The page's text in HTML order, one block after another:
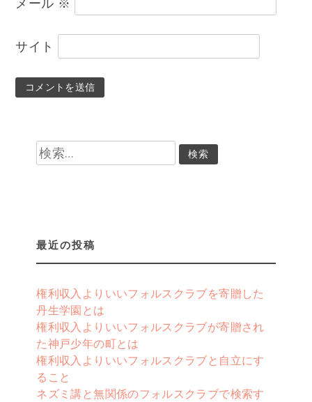
メール ※
サイト
検
索:
最近の投稿
権利収入よりいいフォルスクラブを寄贈した
丹生学園とは
権利収入よりいいフォルスクラブが寄贈され
た神戸少年の町とは
権利収入よりいいフォルスクラブと自立にす
ること
ネズミ講と無関係のフォルスクラブで検索す